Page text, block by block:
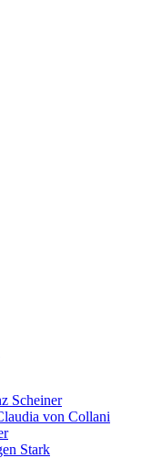
Scheiner
von Collani
Stark